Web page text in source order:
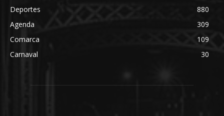
Deportes
880
Agenda
309
Comarca
109
Carnaval
30